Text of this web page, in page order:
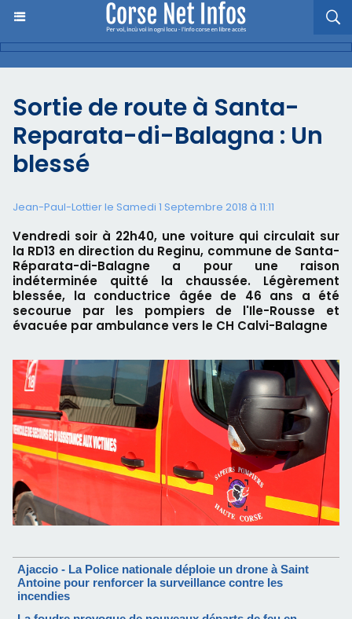
Sortie de route à Santa-
Reparata-di-Balagna : Un
blessé
Jean-Paul-Lottier le Samedi 1 Septembre 2018 à 11:11
Vendredi soir à 22h40, une voiture qui circulait sur
la RD13 en direction du Reginu, commune de Santa-
Réparata-di-Balagne a pour une raison
indéterminée quitté la chaussée. Légèrement
blessée, la conductrice âgée de 46 ans a été
secourue par les pompiers de l'Ile-Rousse et
évacuée par ambulance vers le CH Calvi-Balagne
Ajaccio - La Police nationale déploie un drone à Saint
Antoine pour renforcer la surveillance contre les
incendies